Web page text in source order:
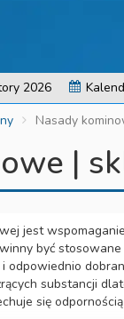
2026
Nasady
|
jest
być
odpowiednio
substancji
się